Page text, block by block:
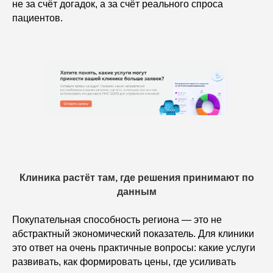
не за счёт догадок, а за счёт реального спроса
пациентов.
Клиника растёт там, где решения принимают по
данным
Покупательная способность региона — это не
абстрактный экономический показатель. Для клиники
это ответ на очень практичные вопросы: какие услуги
развивать, как формировать цены, где усиливать
Пользовательское соглашение